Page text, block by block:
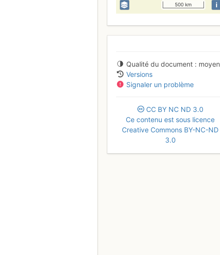
500 km i
Qualité du document
moyen
Versions
Signaler un problème
CC BY NC ND 3.0
Ce contenu est sous licence
Creative Commons BY-NC-ND
3.0